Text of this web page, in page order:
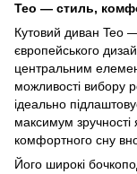
Teo — стиль,
Кутовий диван Teo
європейського
центральним
можливості вибору
ідеально
максимум зручності
комфортного сну
Його широкі